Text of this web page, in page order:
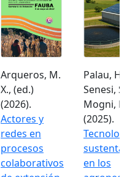
Arqueros, M.
X., (ed.)
(2026).
Actores y
redes en
procesos
colaborativos
Palau, H.;
Senesi,
Mogni, F.
(2025).
en los